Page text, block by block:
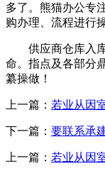
多了。熊猫办公专
购办理、流程进行
供应商仓库入库
命。指点及各部分
纂操做！
上一篇： 若业从因
下一篇： 要联系承
上一篇： 若业从因